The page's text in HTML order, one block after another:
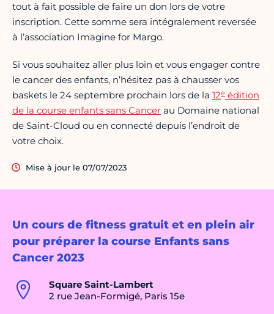
Un cours de fitness gratuit et en plein air
pour préparer la course Enfants sans
Cancer 2023
Square Saint-Lambert
2 rue Jean-Formigé, Paris 15e
tout à fait possible de faire un don lors de votre
inscription. Cette somme sera intégralement reversée
à l’association Imagine for Margo.
Si vous souhaitez aller plus loin et vous engager contre
le cancer des enfants, n’hésitez pas à chausser vos
baskets le 24 septembre prochain lors de la 12e édition
de la course enfants sans Cancer au Domaine national
de Saint-Cloud ou en connecté depuis l’endroit de
votre choix.
Mise à jour le 07/07/2023